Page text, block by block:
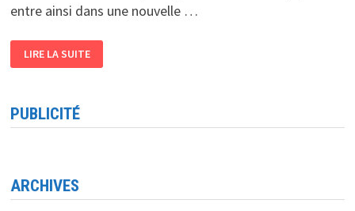
entre ainsi dans une nouvelle …
OPPORTUNITÉS
ET
ACCÉLÈRE
LA
DE
LA
SANTÉ
LIRE LA SUITE
PUBLICITÉ
ARCHIVES